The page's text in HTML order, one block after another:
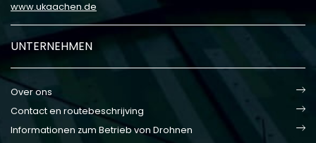
www.ukaachen.de
UNTERNEHMEN
Over ons
Contact en routebeschrijving
Informationen zum Betrieb von Drohnen